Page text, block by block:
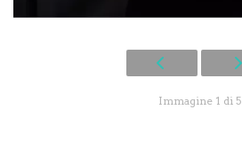
Immagine 1 di 5